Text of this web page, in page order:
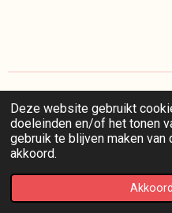
Deze website gebruikt
doeleinden en/of het tonen
gebruik te blijven maken van
akkoord.
Akkoord
I
n
s
t
a
r
© 2025 kaappie /voorwaarden /